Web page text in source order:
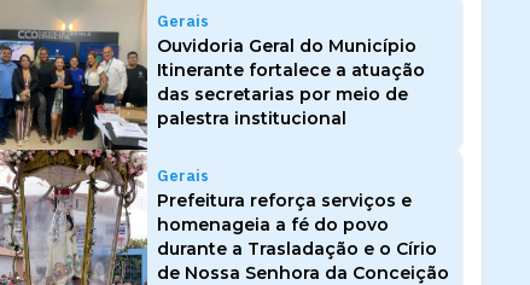
Gerais
Ouvidoria Geral do Município
Itinerante fortalece a atuação
das secretarias por meio de
palestra institucional
Gerais
Prefeitura reforça serviços e
homenageia a fé do povo
durante a Trasladação e o Círio
de Nossa Senhora da Conceição